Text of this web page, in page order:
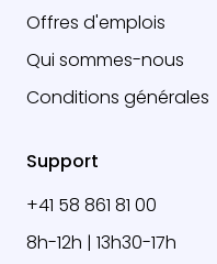
Offres d'emplois
Qui sommes-nous
Conditions générales
Support
+41 58 861 81 00
8h-12h | 13h30-17h